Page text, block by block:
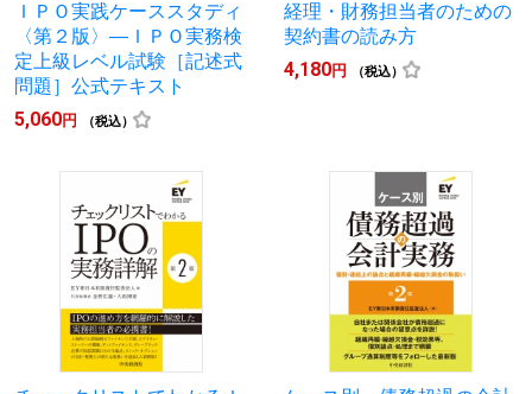
ＩＰＯ実践ケーススタディ
〈第２版〉―ＩＰＯ実務検
定上級レベル試験［記述式
問題］公式テキスト
5,060円 （税込）
経理・財務担当者のための
契約書の読み方
4,180円 （税込）